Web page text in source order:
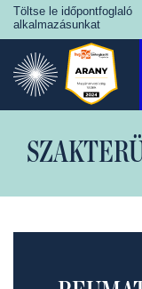
Töltse le időpontfoglaló
alkalmazásunkat